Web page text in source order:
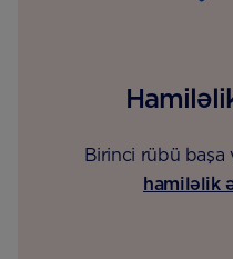
Birinci rübü başa
hamiləlik